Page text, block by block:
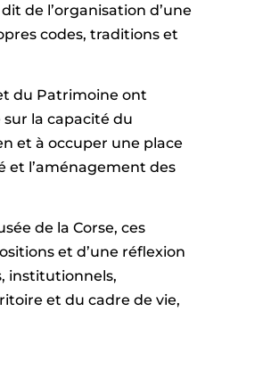
de l’organisation d’une
codes, traditions et
du Patrimoine ont
la capacité du
et à occuper une place
et l’aménagement des
de la Corse, ces
et d’une réflexion
institutionnels,
et du cadre de vie,